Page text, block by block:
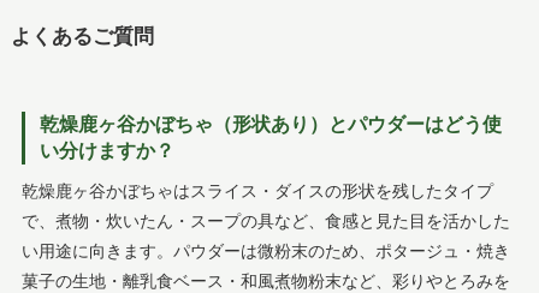
よくあるご質問
乾燥鹿ヶ谷かぼちゃ（形状あり）とパウダーはどう使
い分けますか？
乾燥鹿ヶ谷かぼちゃはスライス・ダイスの形状を残したタイプ
で、煮物・炊いたん・スープの具など、食感と見た目を活かした
い用途に向きます。パウダーは微粉末のため、ポタージュ・焼き
菓子の生地・離乳食ベース・和風煮物粉末など、彩りやとろみを